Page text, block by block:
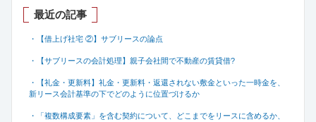
最近の記事
・【借上げ社宅 ②】サブリースの論点
・【サブリースの会計処理】親子会社間で不動産の賃貸借?
・【礼金・更新料】礼金・更新料・返還されない敷金といった一時金を、
新リース会計基準の下でどのように位置づけるか
・「複数構成要素」を含む契約について、どこまでをリースに含めるか、